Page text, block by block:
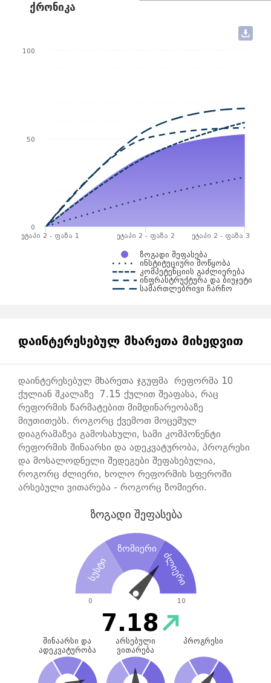
ᲥᲠᲝᲜᲘᲙᲐ
ზოგადი შეფასება
ინსტიტუციური მოწყობა
კომპეტენციის გაძლიერება
ინფრასტრუქტურა და ბიუჯეტი
სამართლებრივი ჩარჩო
ეტაპი 2 - ფაზა 1 ეტაპი 2 - ფაზა 2 ეტაპი 2 - ფაზა 3
0
50
100
გზით აფასებს რეფორმის განხორციელების
პროცესში რეფორმის დამნერგავი სამთავრობო
საკანონმდებლო ჩარჩო;
ინფრასტრუქტურა და ბიუჯეტი;
ინსტიტუციური მოწყობა;
კომპეტენციის გაძლიერება.
აღნიშნული გამოკითხვა 0-100% შუალედში ზომავს,
რამდენად ახლოს არიან რეფორმის დამნერგავი
უწყებები რეფორმის მიერ განსაზღვრული
ᲓᲐᲘᲜᲢᲔᲠᲔᲡᲔᲑᲣᲚ ᲛᲮᲐᲠᲔᲗᲐ ᲛᲘᲮᲔᲓᲕᲘᲗ
დაინტერესებულ მხარეთა ჯგუფმა რეფორმა 10
ქულიან შკალაზე 7.15 ქულით შეაფასა, რაც
რეფორმის წარმატებით მიმდინარეობაზე
მიუთითებს. როგორც ქვემოთ მოცემულ
დიაგრამაზეა გამოსახული, სამი კომპონენტი
რეფორმის შინაარსი და ადეკვატურობა, პროგრესი
და მოსალოდნელი შედეგები შეფასებულია,
როგორც ძლიერი, ხოლო რეფორმის სფეროში
არსებული ვითარება - როგორც ზომიერი.
სუსტი
ზომიერი
ძლიერი
ზოგადი შეფასება
0 10
7.18
შინაარსი და
ადეკვატურობა
არსებული
ვითარება
პროგრესი